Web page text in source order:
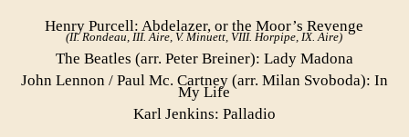
Henry Purcell: Abdelazer, or the Moor’s Revenge
(II. Rondeau, III. Aire, V. Minuett, VIII. Horpipe, IX. Aire)
The Beatles (arr. Peter Breiner): Lady Madona
John Lennon / Paul Mc. Cartney (arr. Milan Svoboda): In
My Life
Karl Jenkins: Palladio